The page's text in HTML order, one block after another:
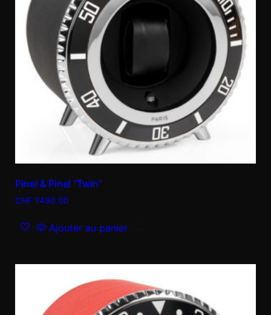
Pinel & Pinel “Twin”
CHF 1'490.00
Ajouter au panier